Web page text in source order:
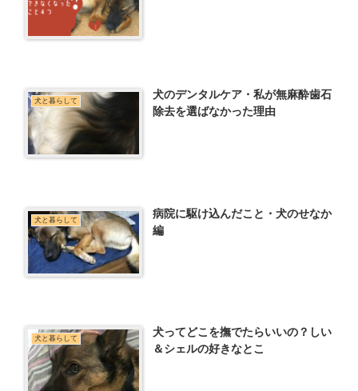
犬と暮らして
犬のデンタルケア・私が無麻酔歯石
除去を選ばなかった理由
犬と暮らして
病院に駆け込んだこと・犬のせなか
編
犬と暮らして
犬ってどこを撫でたらいいの？しい
＆シェルの好きなとこ